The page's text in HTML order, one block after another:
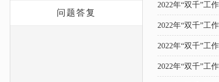
问题答复
2022年“双千”工
2022年“双千”工
2022年“双千”工
2022年“双千”工